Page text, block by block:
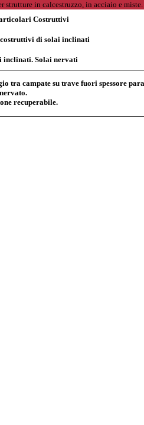
Costruttivi
di solai inclinati
inclinati. Solai nervati
tra campate su trave fuori spessore
recuperabile.